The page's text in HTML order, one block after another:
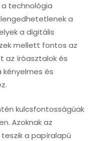
technológia
a
a digitális
mellett fontos az
az íróasztalok és
kényelmes és
kulcsfontosságúak
Azoknak az
a papíralapú